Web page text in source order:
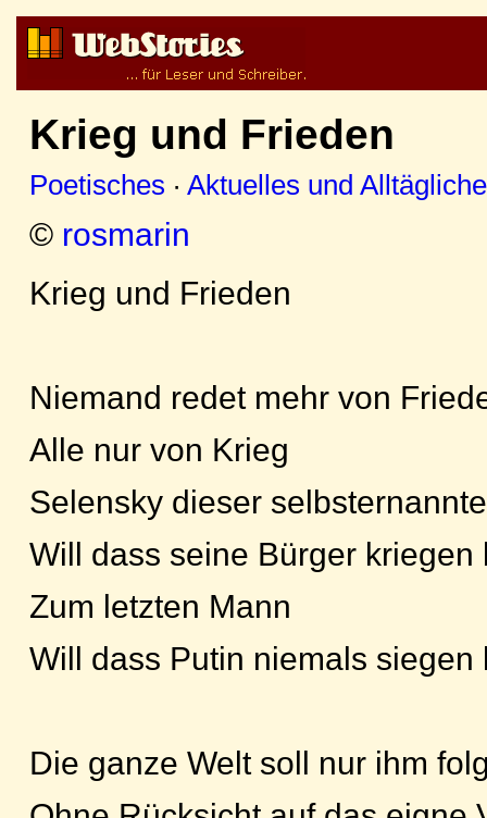
Krieg und Frieden
Poetisches · Aktuelles und
© rosmarin
Krieg und Frieden
Niemand redet mehr von
Alle nur von Krieg
Selensky dieser
Will dass seine Bürger kriegen
Zum letzten Mann
Will dass Putin niemals siegen
Die ganze Welt soll nur ihm